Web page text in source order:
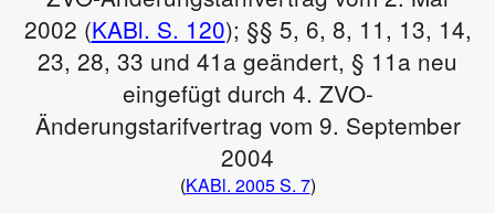
2002 (KABl. S. 120); §§ 5, 6, 8, 11, 13, 14,
23, 28, 33 und 41a geändert, § 11a neu
eingefügt durch 4. ZVO-
Änderungstarifvertrag vom 9. September
2004
(KABl. 2005 S. 7)